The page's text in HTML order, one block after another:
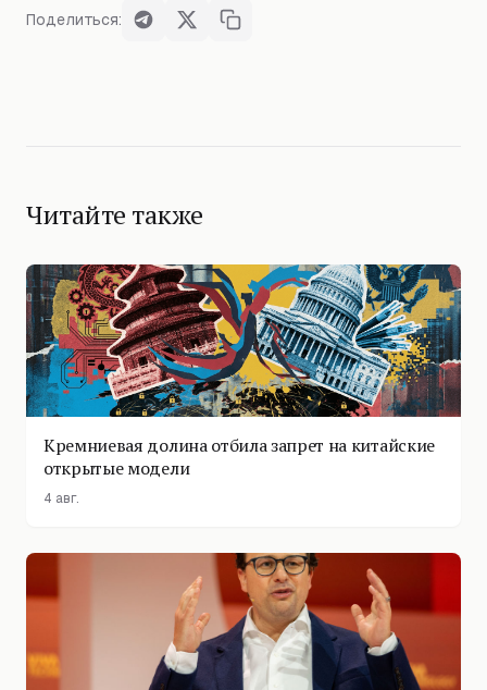
Поделиться:
Читайте также
Кремниевая долина отбила запрет на китайские
открытые модели
4 авг.